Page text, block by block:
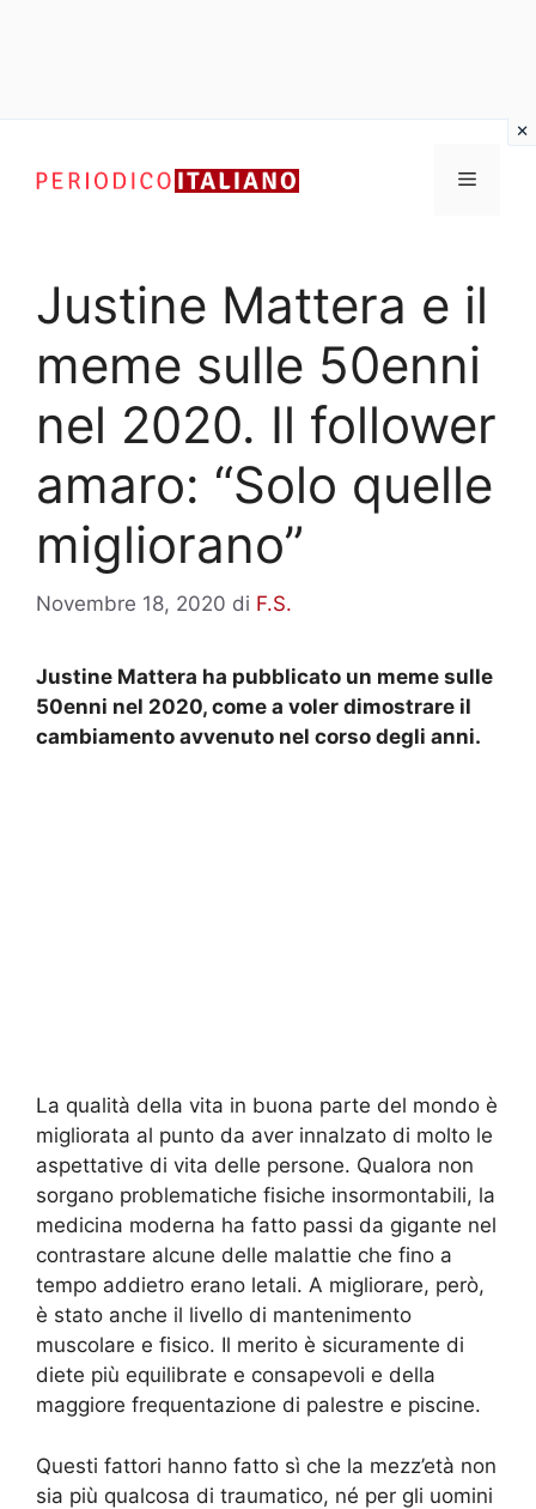
contenuto
Menu
Justine Mattera e il
meme sulle 50enni
nel 2020. Il follower
amaro: “Solo quelle
migliorano”
Novembre 18, 2020 di F.S.
Justine Mattera ha pubblicato un meme sulle
50enni nel 2020, come a voler dimostrare il
cambiamento avvenuto nel corso degli anni.
La qualità della vita in buona parte del mondo è
migliorata al punto da aver innalzato di molto le
aspettative di vita delle persone. Qualora non
sorgano problematiche fisiche insormontabili, la
medicina moderna ha fatto passi da gigante nel
contrastare alcune delle malattie che fino a
tempo addietro erano letali. A migliorare, però,
è stato anche il livello di mantenimento
muscolare e fisico. Il merito è sicuramente di
diete più equilibrate e consapevoli e della
maggiore frequentazione di palestre e piscine.
Questi fattori hanno fatto sì che la mezz’età non
sia più qualcosa di traumatico, né per gli uomini